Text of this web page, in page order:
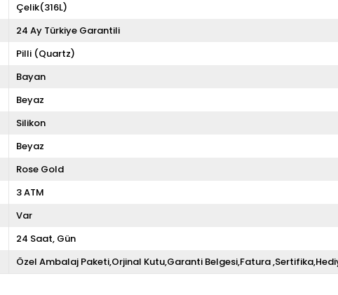
Çelik(316L)
24 Ay Türkiye Garantili
Pilli (Quartz)
Bayan
Beyaz
Silikon
Beyaz
Rose Gold
3 ATM
Var
24 Saat Gün
Özel Ambalaj Paketi,Orjinal Kutu,Garanti Belgesi,Fatura